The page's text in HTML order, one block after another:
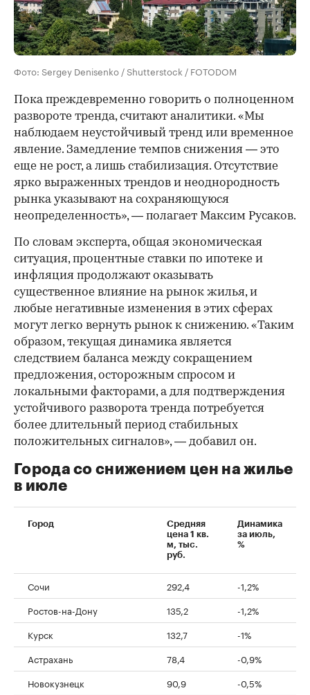
Фото: Sergey Denisenko / Shutterstock / FOTODOM
Пока преждевременно говорить о полноценном
развороте тренда, считают аналитики. «Мы
наблюдаем неустойчивый тренд или временное
явление. Замедление темпов снижения — это
еще не рост, а лишь стабилизация. Отсутствие
ярко выраженных трендов и неоднородность
рынка указывают на сохраняющуюся
неопределенность», — полагает Максим Русаков.
По словам эксперта, общая экономическая
ситуация, процентные ставки по ипотеке и
инфляция продолжают оказывать
существенное влияние на рынок жилья, и
любые негативные изменения в этих сферах
могут легко вернуть рынок к снижению. «Таким
образом, текущая динамика является
следствием баланса между сокращением
предложения, осторожным спросом и
локальными факторами, а для подтверждения
устойчивого разворота тренда потребуется
более длительный период стабильных
положительных сигналов», — добавил он.
Города со снижением цен на жилье
в июле
Город
Средняя
цена 1 кв.
м, тыс.
руб.
Динамика
за июль,
%
Сочи 292,4
-1,2%
Ростов-на-Дону
135,2
-1,2%
Курск
132,7
-1%
Астрахань
78,4
-0,9%
Новокузнецк
90,9
-0,5%